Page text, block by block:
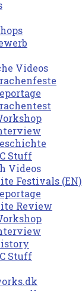
Videos
Stuff
Videos
Festivals (EN)
Review
Stuff